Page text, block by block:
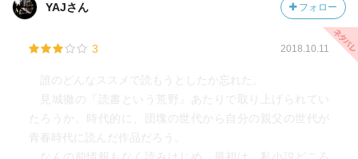
YAJさん フォロー
3 2018.10.11
誰のどんなススメで読もうとしたか忘れた。
見城徹の『読書という荒野』あたりで取り上げられてい
たろうか。時代的に、団塊の世代から自分の親父の世代が
青春時代に読んだ作品だろう。